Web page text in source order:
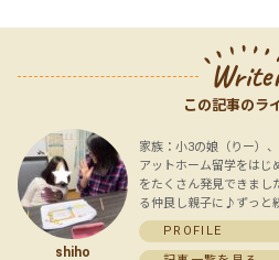
この記事のラ
shiho
家族：小3の娘（りー）
アットホーム留学をはじ
をたくさん発見できまし
る仲良し親子に♪ずっと
PROFILE